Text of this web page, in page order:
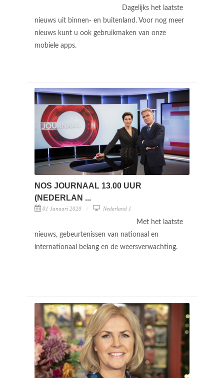
Dagelijks het laatste
nieuws uit binnen- en buitenland. Voor nog meer
nieuws kunt u ook gebruikmaken van onze
mobiele apps.
NOS JOURNAAL 13.00 UUR
(NEDERLAN ...
01 Januari 2020 Nederland 1
Met het laatste
nieuws, gebeurtenissen van nationaal en
internationaal belang en de weersverwachting.